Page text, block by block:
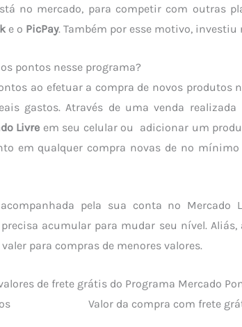
no mercado, para competir com outras
e o PicPay. Também por esse motivo, investiu
pontos nesse programa?
ao efetuar a compra de novos produtos
gastos. Através de uma venda realizada
Livre em seu celular ou adicionar um
em qualquer compra novas de no
pela sua conta no Mercado
acumular para mudar seu nível.
para compras de menores valores.
de frete grátis do Programa Mercado
Valor da compra com frete